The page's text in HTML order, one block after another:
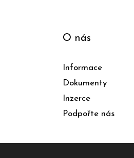
O nás
Informace
Dokumenty
Inzerce
Podpořte nás